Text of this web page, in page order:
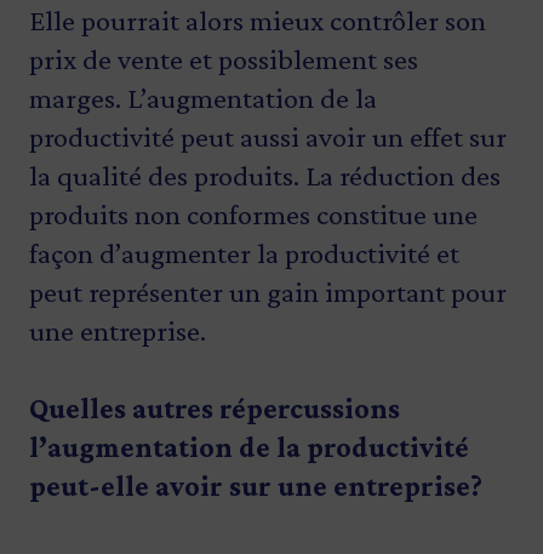
Elle pourrait alors mieux contrôler son
prix de vente et possiblement ses
marges. L’augmentation de la
productivité peut aussi avoir un effet sur
la qualité des produits. La réduction des
produits non conformes constitue une
façon d’augmenter la productivité et
peut représenter un gain important pour
une entreprise.
Quelles autres répercussions
l’augmentation de la productivité
peut-elle avoir sur une entreprise?